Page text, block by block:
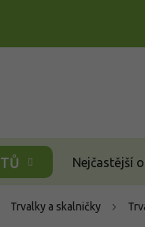
Nejčastější
Trvalky a skalničky